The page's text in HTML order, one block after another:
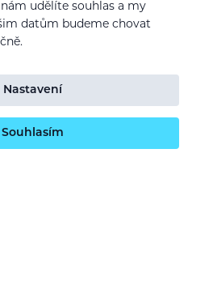
údajů)
udělíte souhlas a my
datům budeme chovat
Nastavení
Souhlasím